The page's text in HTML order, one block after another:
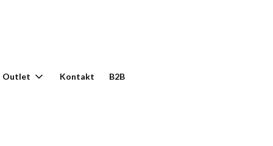
0. Zobacz szczegóły
Outlet Kontakt B2B